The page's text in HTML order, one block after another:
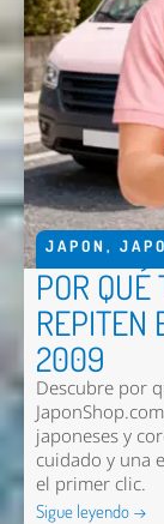
JAPON ,
POR
REPITEN
2009
Descubre por
japoneses y
cuidado y una
el primer clic.
Sigue leyendo →